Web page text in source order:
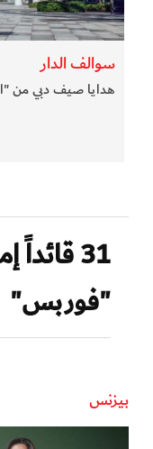
سوالف الدار
هدايا صيف دبي من
31
"فوربس"
بيزنس